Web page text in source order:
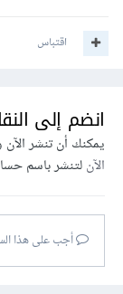
اقتباس
انضم إلى
يمكنك أن تنشر
الآنلتنشر باسم
أجب على هذا